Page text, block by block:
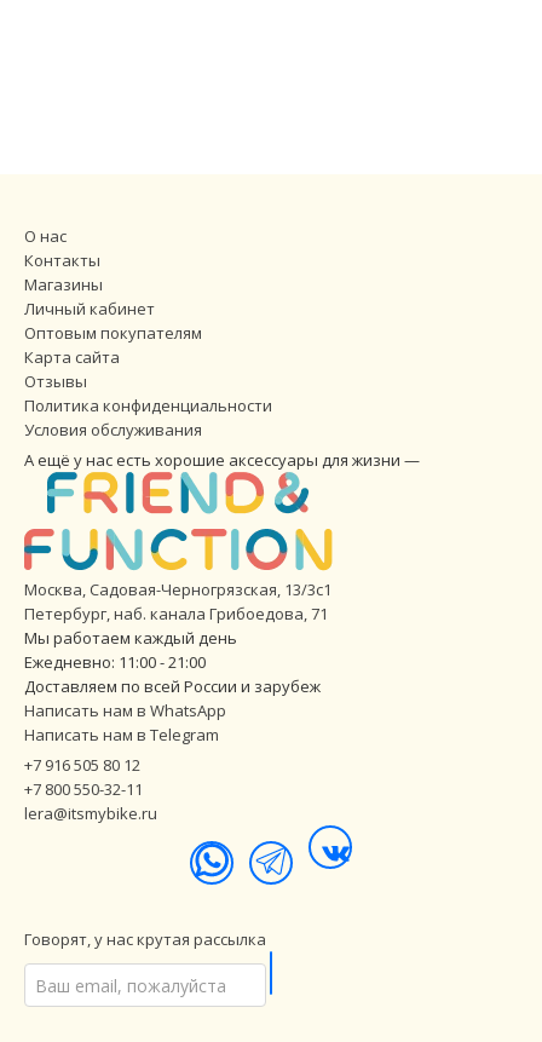
О нас
Контакты
Магазины
Личный кабинет
Оптовым покупателям
Карта сайта
Отзывы
Политика конфиденциальности
Условия обслуживания
А ещё у нас есть хорошие аксессуары для жизни —
Москва, Садовая-Черногрязская, 13/3с1
Петербург,наб. канала Грибоедова, 71
Мы работаем каждый день
Ежедневно: 11:00 - 21:00
Доставляем по всей России и зарубеж
Написать нам в WhatsApp
Написать нам в Telegram
+7 916 505 80 12
+7 800 550-32-11
lera@itsmybike.ru
Говорят, у нас крутая рассылка